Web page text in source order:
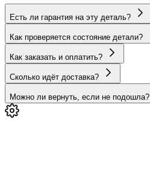
Есть ли гарантия на эту деталь?
Как проверяется состояние детали?
Как заказать и оплатить?
Сколько идёт доставка?
Можно ли вернуть, если не подошла?